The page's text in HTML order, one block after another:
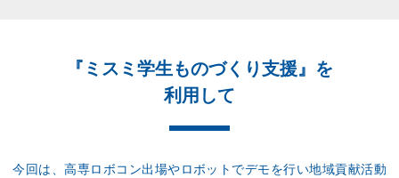
『ミスミ学生ものづくり支援』を
利用して
今回は、高専ロボコン出場やロボットでデモを行い地域貢献活動